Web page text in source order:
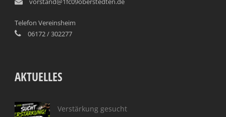
Telefon Vereinsheim
06172 / 302277
AKTUELLES
Verstärkung gesucht